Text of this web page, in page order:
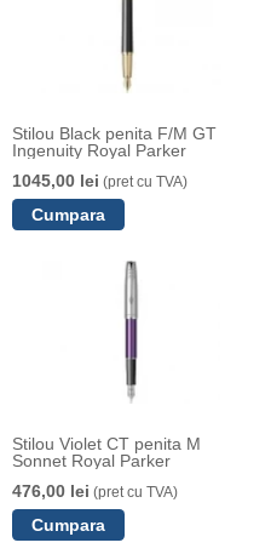
Stilou Black penita F/M GT
Ingenuity Royal Parker
1045,00 lei (pret cu TVA)
Stilou Violet CT penita M
Sonnet Royal Parker
476,00 lei (pret cu TVA)